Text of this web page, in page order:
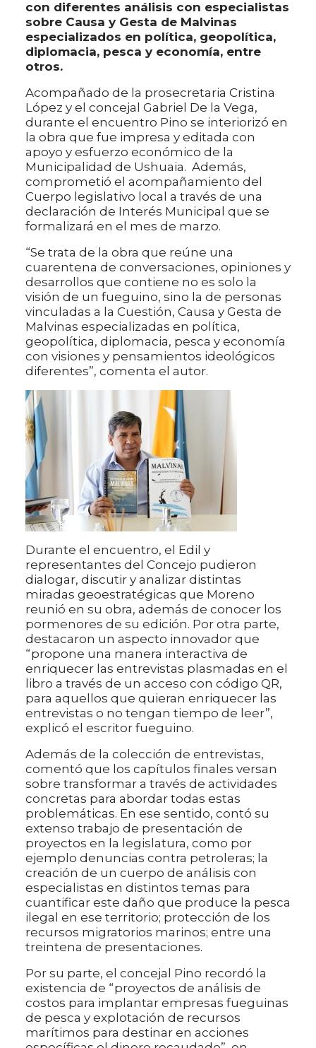
con diferentes análisis con especialistas
sobre Causa y Gesta de Malvinas
especializados en política, geopolítica,
diplomacia, pesca y economía, entre
otros.
Acompañado de la prosecretaria Cristina
López y el concejal Gabriel De la Vega,
durante el encuentro Pino se interiorizó en
la obra que fue impresa y editada con
apoyo y esfuerzo económico de la
Municipalidad de Ushuaia. Además,
comprometió el acompañamiento del
Cuerpo legislativo local a través de una
declaración de Interés Municipal que se
formalizará en el mes de marzo.
“Se trata de la obra que reúne una
cuarentena de conversaciones, opiniones y
desarrollos que contiene no es solo la
visión de un fueguino, sino la de personas
vinculadas a la Cuestión, Causa y Gesta de
Malvinas especializadas en política,
geopolítica, diplomacia, pesca y economía
con visiones y pensamientos ideológicos
diferentes”, comenta el autor.
Durante el encuentro, el Edil y
representantes del Concejo pudieron
dialogar, discutir y analizar distintas
miradas geoestratégicas que Moreno
reunió en su obra, además de conocer los
pormenores de su edición. Por otra parte,
destacaron un aspecto innovador que
“propone una manera interactiva de
enriquecer las entrevistas plasmadas en el
libro a través de un acceso con código QR,
para aquellos que quieran enriquecer las
entrevistas o no tengan tiempo de leer”,
explicó el escritor fueguino.
Además de la colección de entrevistas,
comentó que los capítulos finales versan
sobre transformar a través de actividades
concretas para abordar todas estas
problemáticas. En ese sentido, contó su
extenso trabajo de presentación de
proyectos en la legislatura, como por
ejemplo denuncias contra petroleras; la
creación de un cuerpo de análisis con
especialistas en distintos temas para
cuantificar este daño que produce la pesca
ilegal en ese territorio; protección de los
recursos migratorios marinos; entre una
treintena de presentaciones.
Por su parte, el concejal Pino recordó la
existencia de “proyectos de análisis de
costos para implantar empresas fueguinas
de pesca y explotación de recursos
marítimos para destinar en acciones